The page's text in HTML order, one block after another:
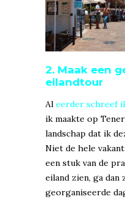
2. Maak een
eilandtour
Al eerder schreef
ik maakte op
landschap dat ik
Niet de hele
een stuk van de
eiland zien, ga dan
georganiseerde